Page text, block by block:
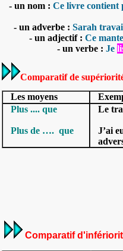
- un nom: Ce livre contient
- un adverbe : Sarah
- un adjectif: Ce
- un verbe : Je
Comparatif de
Les moyens
Plus .... que
Plus de …. que
Le
J’ai
Comparatif